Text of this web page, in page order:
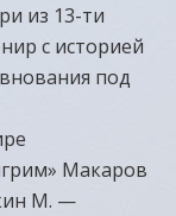
из 13-ти
с историей
под
Макаров
М. —